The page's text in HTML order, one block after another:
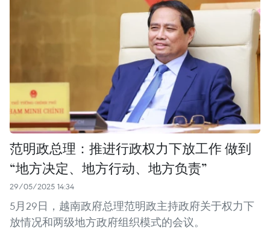
范明政总理：推进行政权力下放工作 做到
“地方决定、地方行动、地方负责”
29/05/2025 14:34
5月29日，越南政府总理范明政主持政府关于权力下
放情况和两级地方政府组织模式的会议。